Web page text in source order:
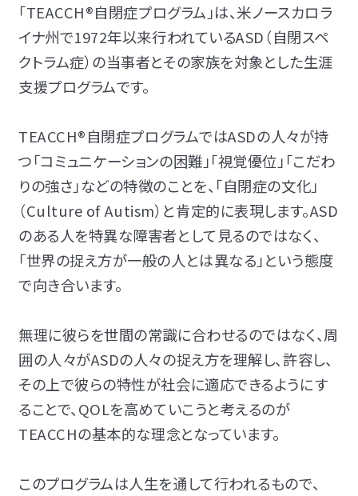
「TEACCH®自閉症プログラム」は、米ノースカロラ
イナ州で1972年以来行われているASD（自閉スペ
クトラム症）の当事者とその家族を対象とした生涯
支援プログラムです。
TEACCH®自閉症プログラムではASDの人々が持
つ「コミュニケーションの困難」「視覚優位」「こだわ
りの強さ」などの特徴のことを、「自閉症の文化」
（Culture of Autism）と肯定的に表現します。ASD
のある人を特異な障害者として見るのではなく、
「世界の捉え方が一般の人とは異なる」という態度
で向き合います。
無理に彼らを世間の常識に合わせるのではなく、周
囲の人々がASDの人々の捉え方を理解し、許容し、
その上で彼らの特性が社会に適応できるようにす
ることで、QOLを高めていこうと考えるのが
TEACCHの基本的な理念となっています。
このプログラムは人生を通して行われるもので、